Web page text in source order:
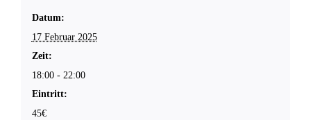
Datum:
17 Februar 2025
Zeit:
18:00 - 22:00
Eintritt:
45€